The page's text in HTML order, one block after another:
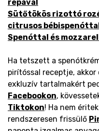
répával
Sütőtökös rizottó
citrusos
Spenóttal és
Ha tetszett a
pirítóssal receptje, akkor
exkluzív tartalmakért
Facebookon,
Tiktokon! Ha nem
rendszeresen frissülő